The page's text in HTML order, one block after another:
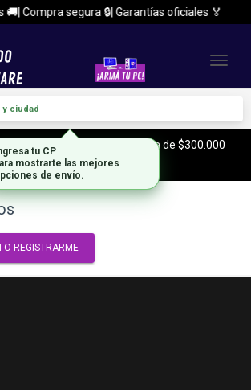
Compra segura 🔒| Garantías oficiales 🏅
y ciudad
y Zona Sur, con tu compra de $300.000
o mas!
O REGISTRARME
tu CP
mostrarte las mejores
de envío.